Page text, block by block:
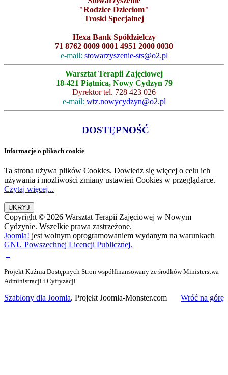
"Rodzice Dzieciom"
Troski Specjalnej
Hexa Bank Spółdzielczy
71 8762 0009 0001 4951 2000 0030
e-mail: stowarzyszenie-sts@o2.pl
Warsztat Terapii Zajęciowej
18-421 Piątnica, Nowy Cydzyn 79
Dyrektor tel. 728 423 026
e-mail: wtz.nowycydzyn@o2.pl
DOSTĘPNOŚĆ
Informacje o plikach cookie
Ta strona używa plików Cookies. Dowiedz się więcej o celu ich
używania i możliwości zmiany ustawień Cookies w przeglądarce.
Czytaj więcej...
Copyright © 2026 Warsztat Terapii Zajęciowej w Nowym
Cydzynie. Wszelkie prawa zastrzeżone.
Joomla! jest wolnym oprogramowaniem wydanym na warunkach
GNU Powszechnej Licencji Publicznej.
Projekt Kuźnia Dostępnych Stron współfinansowany ze środków Ministerstwa
Administracji i Cyfryzacji
Szablony dla Joomla. Projekt Joomla-Monster.com Wróć na górę